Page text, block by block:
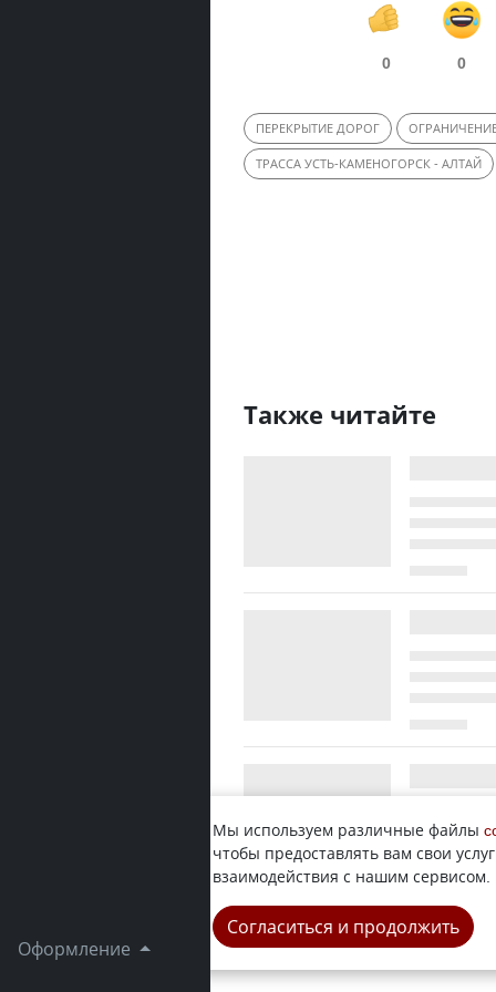
Оформление
0 0
ПЕРЕКРЫТИЕ ДОРОГ
ТРАССА УСТЬ-КАМЕНОГОРСК - АЛТАЙ
Также читайте
Мы используем различные файлы
чтобы предоставлять вам свои
взаимодействия с нашим сервисом.
Согласиться и продолжить